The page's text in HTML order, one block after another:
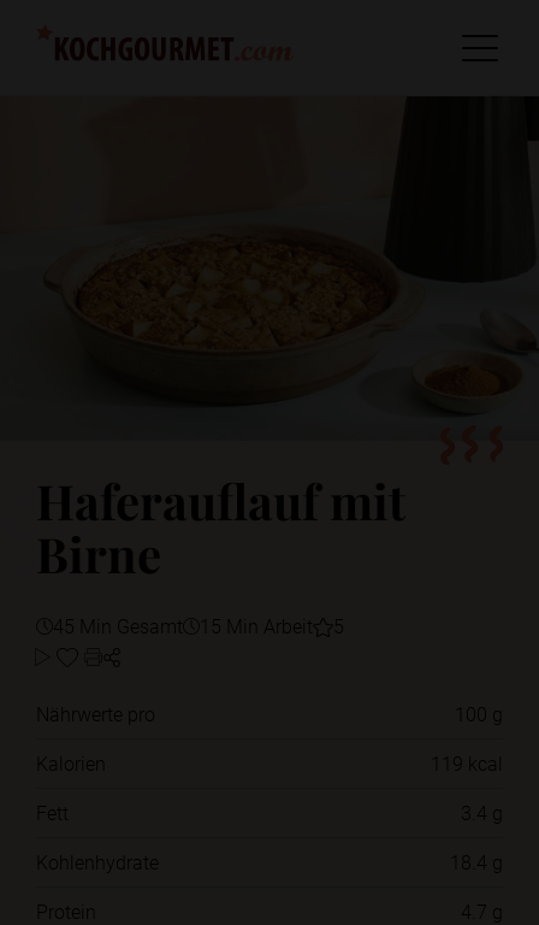
Haferauflauf mit
Birne
45 Min Gesamt 15 Min Arbeit 5
Nährwerte pro
100 g
Kalorien
119 kcal
Fett
3.4 g
Kohlenhydrate
18.4 g
Protein
4.7 g